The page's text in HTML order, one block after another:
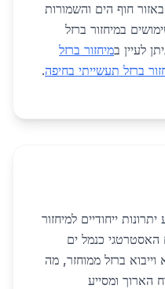
חוף הים והשמורות
במיחזור ברזל
לעיין במיחזור ברזל
ברזל תעשייתי בחיפה.
ייחודיים למיחזור
האסטרטגי כנמל ים
ברזל ממוחזר, מה
הארוך ומסייע